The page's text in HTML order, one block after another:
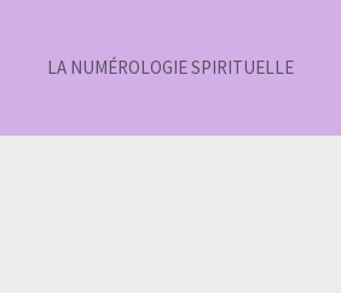
LA NUMÉROLOGIE SPIRITUELLE